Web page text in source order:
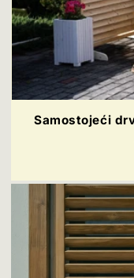
Samostojeći